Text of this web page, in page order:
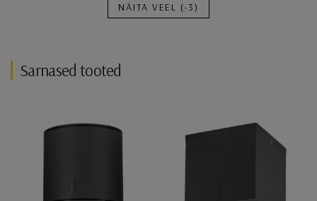
NÄITA VEEL (-3)
Sarnased tooted